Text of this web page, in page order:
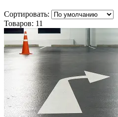
Сортировать:
Товаров: 11